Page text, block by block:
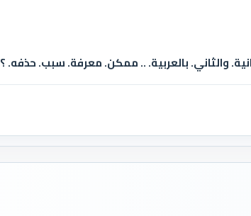
والثاني. بالعربية. .. ممكن. معرفة. سبب. حذفه. ؟